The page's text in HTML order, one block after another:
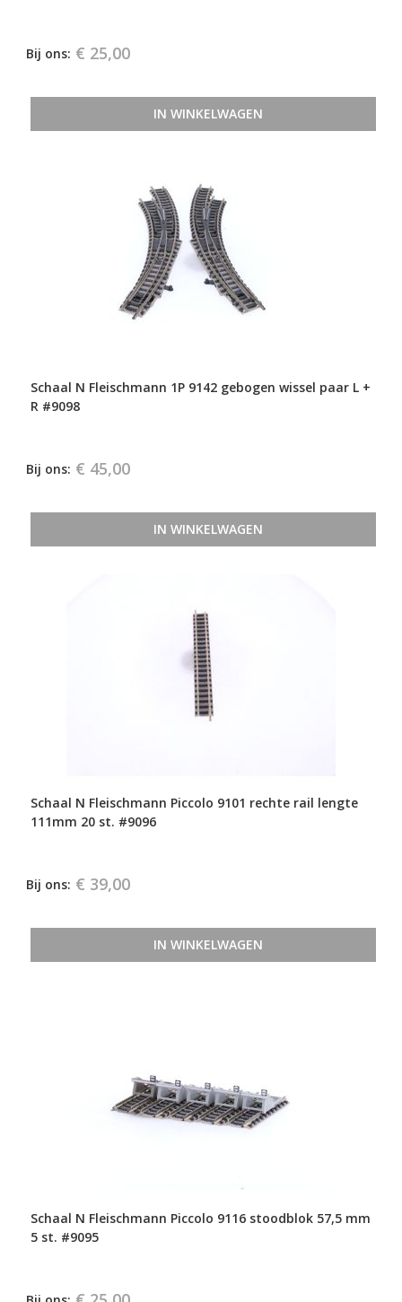
Bij ons: € 25,00
IN WINKELWAGEN
Schaal N Fleischmann 1P 9142 gebogen wissel paar L +
R #9098
Bij ons: € 45,00
IN WINKELWAGEN
Schaal N Fleischmann Piccolo 9101 rechte rail lengte
111mm 20 st. #9096
Bij ons: € 39,00
IN WINKELWAGEN
Schaal N Fleischmann Piccolo 9116 stoodblok 57,5 mm
5 st. #9095